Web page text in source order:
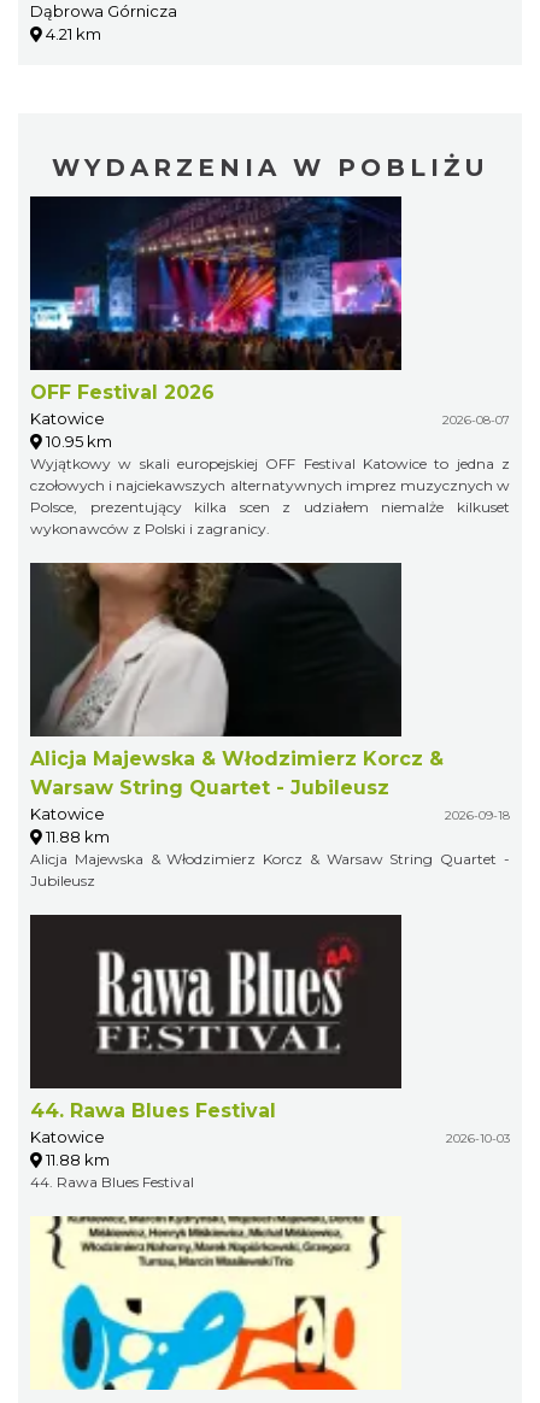
Dąbrowa Górnicza
4.21 km
WYDARZENIA W POBLIŻU
OFF Festival 2026
Katowice 2026-08-07
10.95 km
Wyjątkowy w skali europejskiej OFF Festival Katowice to jedna z
czołowych i najciekawszych alternatywnych imprez muzycznych w
Polsce, prezentujący kilka scen z udziałem niemalże kilkuset
wykonawców z Polski i zagranicy.
Alicja Majewska & Włodzimierz Korcz &
Warsaw String Quartet - Jubileusz
Katowice 2026-09-18
11.88 km
Alicja Majewska & Włodzimierz Korcz & Warsaw String Quartet -
Jubileusz
44. Rawa Blues Festival
Katowice 2026-10-03
11.88 km
44. Rawa Blues Festival